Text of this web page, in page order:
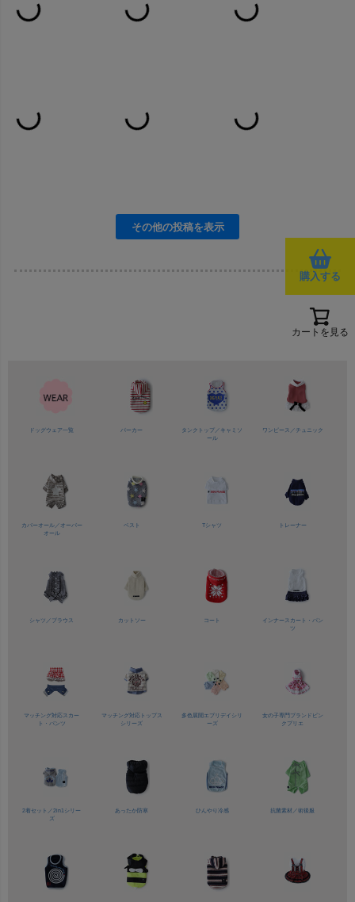
購入する
カートを見る
ドッグウェア一覧 パーカー タンクトップ／ キャミソ
ール
ワンピース／チュニック
カバーオール／ オーバー
オール
ベスト Tシャツ トレーナー
シャツ／ ブラウス カットソー コート
インナースカート・パン
ツ
マッチング対応スカー
ト・パンツ
マッチング対応トップス
シリーズ
多色展開 エブリデイシリ
ーズ
女の子専門ブランド ピン
クプリエ
2着セット／2in1シリー
ズ
あったか防寒 ひんやり冷感 抗菌素材／ 術後服